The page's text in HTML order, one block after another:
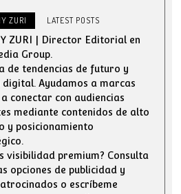
ZURI LATEST POSTS
ZURI | Director Editorial en
Group.
de tendencias de futuro y
Ayudamos a marcas
conectar con audiencias
mediante contenidos de alto
y posicionamiento
visibilidad premium? Consulta
opciones de publicidad y
o escríbeme